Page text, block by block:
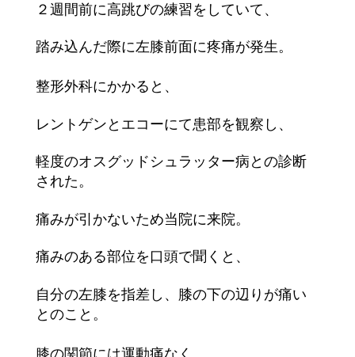
２週間前に高跳びの練習をしていて、
踏み込んだ際に左膝前面に疼痛が発生。
整形外科にかかると、
レントゲンとエコーにて患部を観察し、
軽度のオスグッ ドシュラッター病との診断
された。
痛みが引かないため当院に来院。
痛みのある部位を口頭で聞くと、
自分の左膝を指差し、膝の下の辺 りが痛い
とのこと。
膝の関節には運動痛なく、